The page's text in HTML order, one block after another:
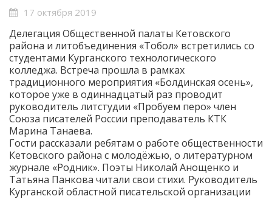
17 октября 2019
Делегация Общественной палаты Кетовского
района и литобъединения «Тобол» встретились со
студентами Курганского технологического
колледжа. Встреча прошла в рамках
традиционного мероприятия «Болдинская осень»,
которое уже в одиннадцатый раз проводит
руководитель литстудии «Пробуем перо» член
Союза писателей России преподаватель КТК
Марина Танаева.
Гости рассказали ребятам о работе общественности
Кетовского района с молодёжью, о литературном
журнале «Родник». Поэты Николай Анощенко и
Татьяна Панкова читали свои стихи. Руководитель
Курганской областной писательской организации